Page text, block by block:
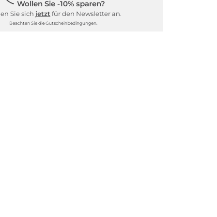
Wollen Sie -10% sparen?
Sie sich jetzt für den Newsletter an.
Beachten Sie die Gutscheinbedingungen.